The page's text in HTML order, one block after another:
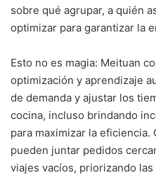
sobre qué agrupar, a quién
optimizar para garantizar la
Esto no es magia: Meituan
optimización y aprendizaje
de demanda y ajustar los
cocina, incluso brindando
para maximizar la eficiencia.
pueden juntar pedidos
viajes vacíos, priorizando